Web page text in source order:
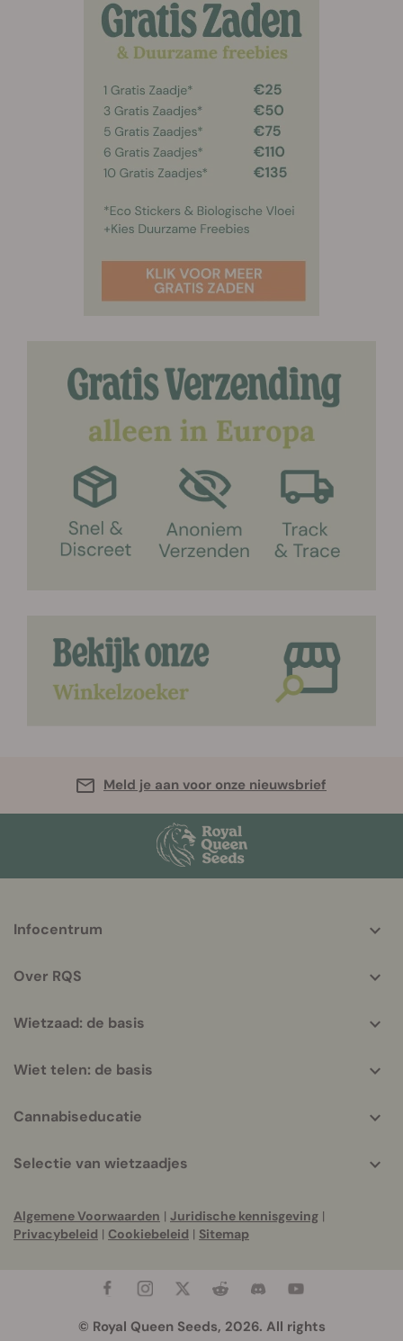
Meld je aan voor onze nieuwsbrief
helpful
Infocentrum
Over RQS
Wietzaad: de basis
Wiet telen: de basis
Cannabiseducatie
Selectie van wietzaadjes
Algemene Voorwaarden | Juridische kennisgeving |
Privacybeleid | Cookiebeleid | Sitemap
© Royal Queen Seeds, 2026. All rights